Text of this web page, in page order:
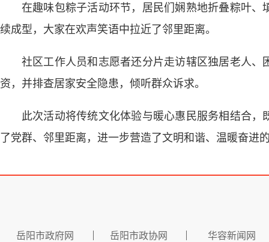
在趣味包粽子活动环节，居民们娴熟地折叠粽叶
续成型，大家在欢声笑语中拉近了邻里距离。
社区工作人员和志愿者还分片走访辖区独居老人
资，并排查居家安全隐患，倾听群众诉求。
此次活动将传统文化体验与暖心惠民服务相结合
了党群、邻里距离，进一步营造了文明和谐、温暖奋进
岳阳市政府网 岳阳市政协网
华容新闻网